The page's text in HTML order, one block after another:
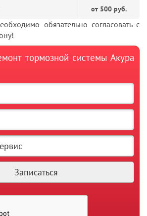
от 500 руб.
обязательно согласовать с
тормозной системы Акура